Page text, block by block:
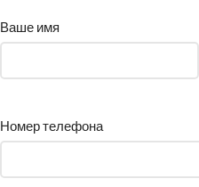
Ваше имя
Номер телефона